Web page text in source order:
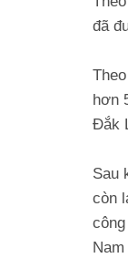
đã
hơn
Đắk
Sau
còn